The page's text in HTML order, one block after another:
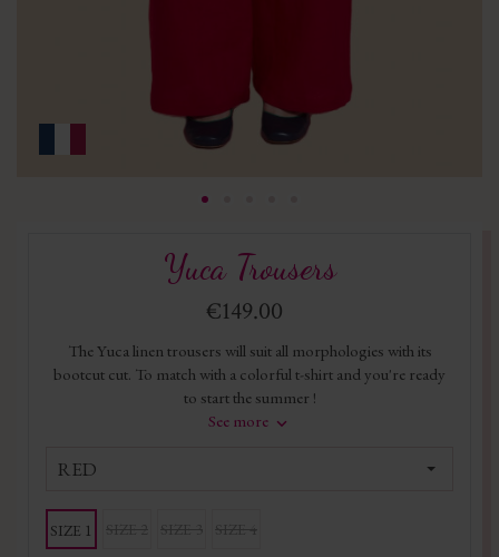
Yuca Trousers
€149.00
The Yuca linen trousers will suit all morphologies with its
bootcut cut. To match with a colorful t-shirt and you're ready
to start the summer !
See more
RED
SIZE 1